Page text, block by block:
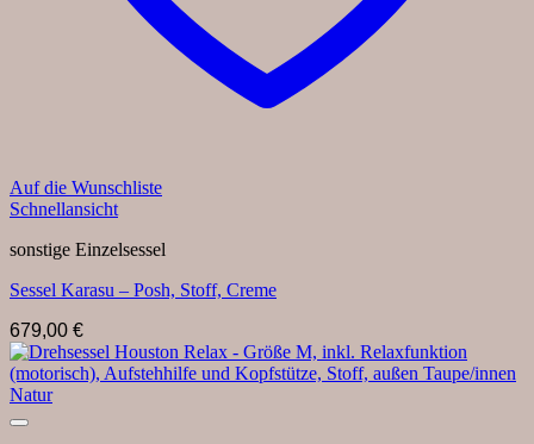
Auf die Wunschliste
Schnellansicht
sonstige Einzelsessel
Sessel Karasu – Posh, Stoff, Creme
679,00 €